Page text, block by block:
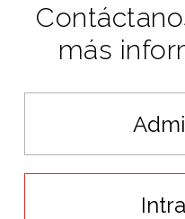
más